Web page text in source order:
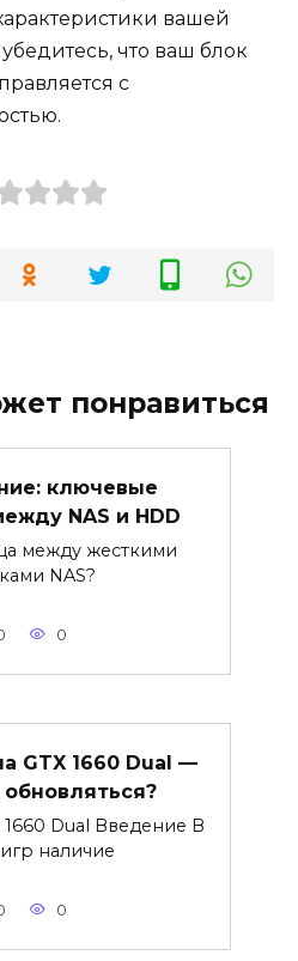
вашей
что ваш блок
с
понравиться
ключевые
NAS и HDD
между жесткими
NAS?
0
GTX 1660 Dual —
Dual Введение В
наличие
0